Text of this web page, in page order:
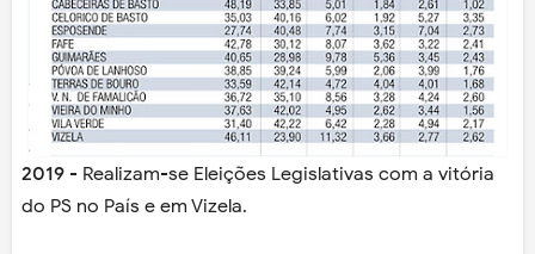
2019 - Realizam-se Eleições Legislativas com a vitória
do PS no País e em Vizela.